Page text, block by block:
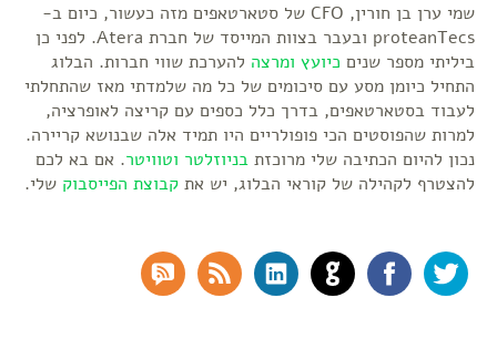
שמי ערן בן חורין, CFO של סטארטאפים מזה כעשור, כיום ב-
proteanTecs ובעבר בצוות המייסד של חברת Atera. לפני כן
ביליתי מספר שנים כיועץ ומרצה להערכת שווי חברות. הבלוג
התחיל כיומן מסע עם סיכומים של כל מה שלמדתי מאז שהתחלתי
לעבוד בסטארטאפים, בדרך כלל כספים עם קריצה לאופרציה,
למרות שהפוסטים הכי פופולריים היו תמיד אלה שבנושא קריירה.
נכון להיום הכתיבה שלי מרוכזת בניוזלטר וטוויטר. אם בא לכם
להצטרף לקהילה של קוראי הבלוג, יש את קבוצת הפייסבוק שלי.
Twitter
Facebook
GitHub
LinkedIn
RSS Feed